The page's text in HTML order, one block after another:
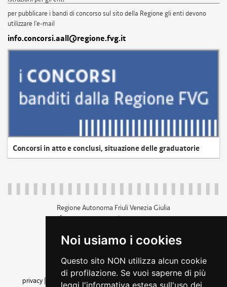
Noi usiamo i cookies
Questo sito NON utilizza alcun cookie
di profilazione. Se vuoi saperne di più
leggi l'informativa estesa sull'uso dei
per pubblicare i bandi di concorso sul sito della Regione gli enti devono
utilizzare l'e-mail
info.concorsi.aall@regione.fvg.it
Concorsi in atto e conclusi, situazione delle graduatorie
Regione Autonoma Friuli Venezia Giulia
c.f. 80014930327; p.iva 00526040324
+39 040 3771111
amministrazione trasparente
privacy
cookie |note legali accessibilità
dichiarazione di